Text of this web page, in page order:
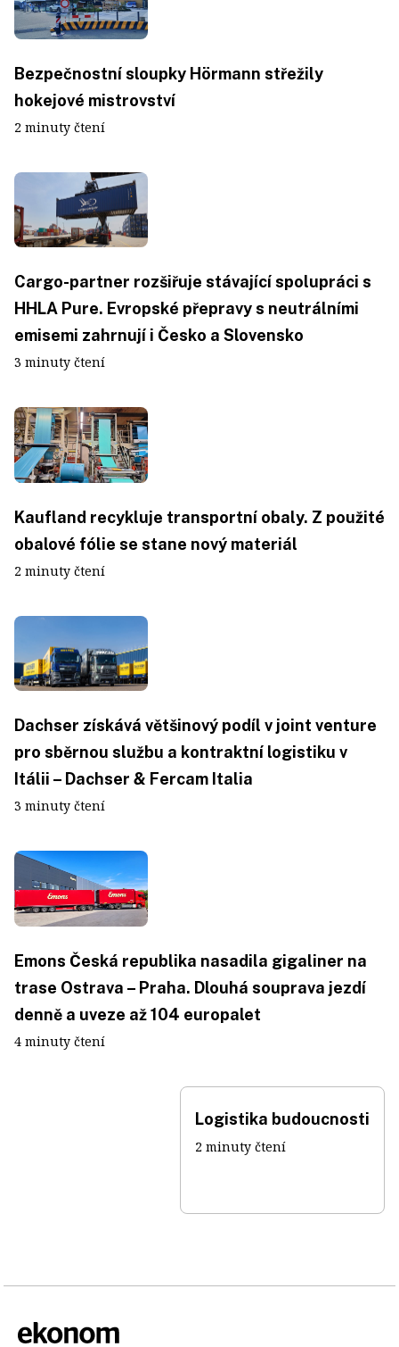
Bezpečnostní sloupky Hörmann střežily
hokejové mistrovství
2 minuty čtení
Cargo-partner rozšiřuje stávající spolupráci s
HHLA Pure. Evropské přepravy s neutrálními
emisemi zahrnují i Česko a Slovensko
3 minuty čtení
Kaufland recykluje transportní obaly. Z použité
obalové fólie se stane nový materiál
2 minuty čtení
Dachser získává většinový podíl v joint venture
pro sběrnou službu a kontraktní logistiku v
Itálii – Dachser & Fercam Italia
3 minuty čtení
Emons Česká republika nasadila gigaliner na
trase Ostrava – Praha. Dlouhá souprava jezdí
denně a uveze až 104 europalet
4 minuty čtení
Logistika budoucnosti
2 minuty čtení